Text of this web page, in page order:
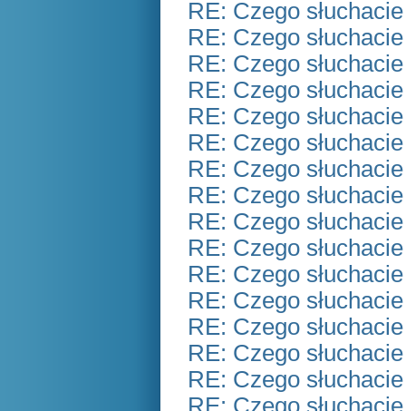
RE: Czego
RE: Czego
RE: Czego
RE: Czego
RE: Czego
RE: Czego
RE: Czego
RE: Czego
RE: Czego
RE: Czego
RE: Czego
RE: Czego
RE: Czego
RE: Czego
RE: Czego
RE: Czego